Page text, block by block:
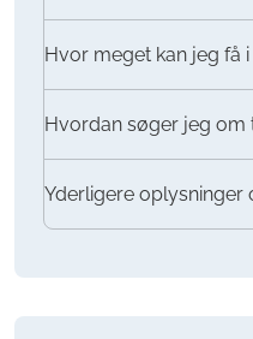
Hvor meget kan jeg få
Hvordan søger jeg om
Yderligere oplysninger